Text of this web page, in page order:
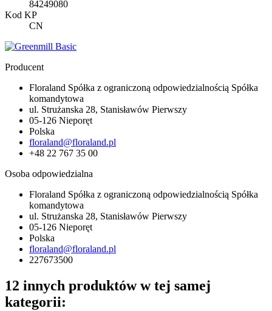
84249080
Kod KP
CN
Producent
Floraland Spółka z ograniczoną odpowiedzialnością Spółka
komandytowa
ul. Strużanska 28, Stanisławów Pierwszy
05-126 Nieporęt
Polska
floraland@floraland.pl
+48 22 767 35 00
Osoba odpowiedzialna
Floraland Spółka z ograniczoną odpowiedzialnością Spółka
komandytowa
ul. Strużanska 28, Stanisławów Pierwszy
05-126 Nieporęt
Polska
floraland@floraland.pl
227673500
12 innych produktów w tej samej
kategorii: